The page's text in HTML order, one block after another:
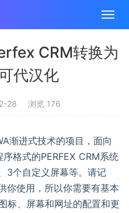
CRM转换为
代汉化
28 浏览 176
渐进式技术的项目，面向
格式的PERFEX CRM系统
3个自定义屏幕等。请记
你使用，所以你需要有基本
标、屏幕和网址的配置和更